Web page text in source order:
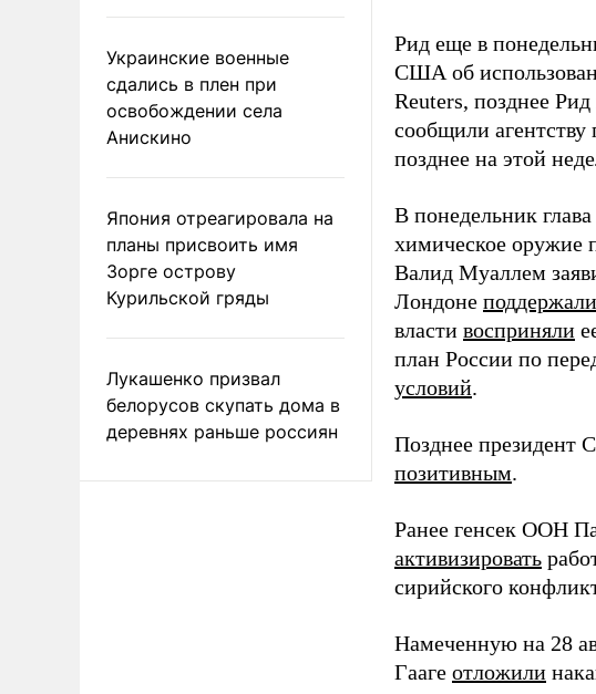
Украинские военные
сдались в плен при
освобождении села
Анискино
Япония отреагировала на
планы присвоить имя
Зорге острову
Курильской гряды
Лукашенко призвал
белорусов скупать дома в
деревнях раньше россиян
Рид еще в
США об
Reuters, позднее Рид
сообщили
позднее на этой
В понедельник
химическое оружие
Валид Муаллем
Лондоне поддержали
власти восприняли
план России по
условий.
Позднее президент
позитивным.
Ранее генсек ООН
активизировать
сирийского
Намеченную на 28
Гааге отложили